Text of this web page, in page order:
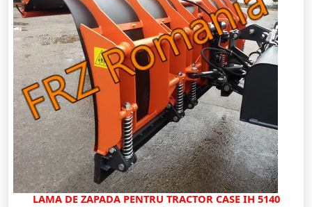
LAMA DE ZAPADA PENTRU TRACTOR CASE IH 5140